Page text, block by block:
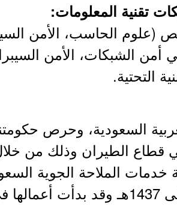
الحاسب، الأمن
عن 5 سنوات في أمن الشبكات،
التحتية.
السعودية، وحرص
في قطاع الطيران وذلك من
الملاحة الجوية